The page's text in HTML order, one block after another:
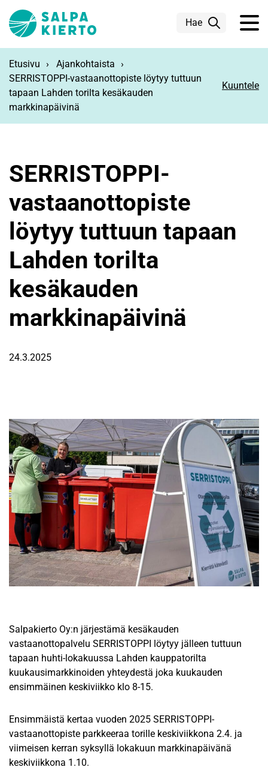
Hae
Etusivu
Ajankohtaista
SERRISTOPPI-vastaanottopiste löytyy tuttuun
tapaan Lahden torilta kesäkauden
markkinapäivinä
Kuuntele
SERRISTOPPI-
vastaanottopiste
löytyy tuttuun tapaan
Lahden torilta
kesäkauden
markkinapäivinä
24.3.2025
Salpakierto Oy:n järjestämä kesäkauden
vastaanottopalvelu SERRISTOPPI löytyy jälleen tuttuun
tapaan huhti-lokakuussa Lahden kauppatorilta
kuukausimarkkinoiden yhteydestä joka kuukauden
ensimmäinen keskiviikko klo 8-15.
Ensimmäistä kertaa vuoden 2025 SERRISTOPPI-
vastaanottopiste parkkeeraa torille keskiviikkona 2.4. ja
viimeisen kerran syksyllä lokakuun markkinapäivänä
keskiviikkona 1.10.